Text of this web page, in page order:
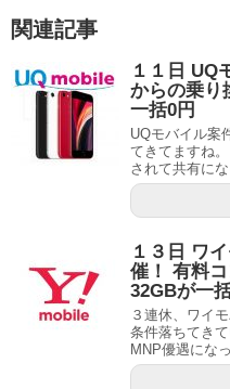
関連記事
１１日 UQ
からの乗り
一括0円
UQモバイル案
てきてますね
されて共有に
１３日 ワ
催！ 有料
32GBが一
３連休、ワイ
条件落ちてき
MNP優遇にな